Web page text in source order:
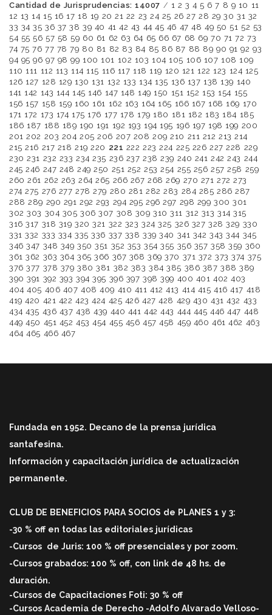
Cantidad de Jurisprudencias: 14007 / 1 2 3 4 5 6 7 8 9 10 11
12 13 14 15 16 17 18 19 20 21 22 23 24 25 26 27 28 29 30 31 32
33 34 35 36 37 38 39 40 41 42 43 44 45 46 47 48 49 50 51 52 53
54 55 56 57 58 59 60 61 62 63 64 65 66 67 68 69 70 71 72 73
74 75 76 77 78 79 80 81 82 83 84 85 86 87 88 89 90 91 92 93
94 95 96 97 98 99 100 101 102 103 104 105 106 107 108 109
110 111 112 113 114 115 116 117 118 119 120 121 122 123 124 125
126 127 128 129 130 131 132 133 134 135 136 137 138 139 140
141 142 143 144 145 146 147 148 149 150 151 152 153 154 155
156 157 158 159 160 161 162 163 164 165 166 167 168 169 170
171 172 173 174 175 176 177 178 179 180 181 182 183 184 185
186 187 188 189 190 191 192 193 194 195 196 197 198 199 200
201 202 203 204 205 206 207 208 209 210 211 212 213 214
215 216 217 218 219 220 221 222 223 224 225 226 227 228 229
230 231 232 233 234 235 236 237 238 239 240 241 242 243 244
245 246 247 248 249 250 251 252 253 254 255 256 257 258 259
260 261 262 263 264 265 266 267 268 269 270 271 272 273
274 275 276 277 278 279 280 281 282 283 284 285 286 287
288 289 290 291 292 293 294 295 296 297 298 299 300 301
302 303 304 305 306 307 308 309 310 311 312 313 314 315
316 317 318 319 320 321 322 323 324 325 326 327 328 329 330
331 332 333 334 335 336 337 338 339 340 341 342 343 344 345
346 347 348 349 350 351 352 353 354 355 356 357 358 359 360
361 362 363 364 365 366 367 368 369 370 371 372 373 374 375
376 377 378 379 380 381 382 383 384 385 386 387 388 389
390 391 392 393 394 395 396 397 398 399 400 401 402 403
404 405 406 407 408 409 410 411 412 413 414 415 416 417 418
419 420 421 422 423 424 425 426 427 428 429 430 431 432 433
434 435 436 437 438 439 440 441 442 443 444 445 446 447 448
449 450 451 452 453 454 455 456 457 458 459 460 461 462 463
464 465 466 467
Fundada en 1952. Decano de la prensa jurídica
santafesina.
Información y capacitación jurídica de actualización
permanente.
CLUB DE BENEFICIOS PARA SOCIOS de PLANES 1 y 3:
-30 % off en todas las editoriales jurídicas
-Cursos de Juris: 100 % off presenciales y por zoom.
-Cursos grabados: 100 % off, con link de 48 hs. de
duración.
-Cursos de Capacitaciones Foti: 30 % off
-Cursos Academia de Derecho -Adolfo Alvarado Velloso-